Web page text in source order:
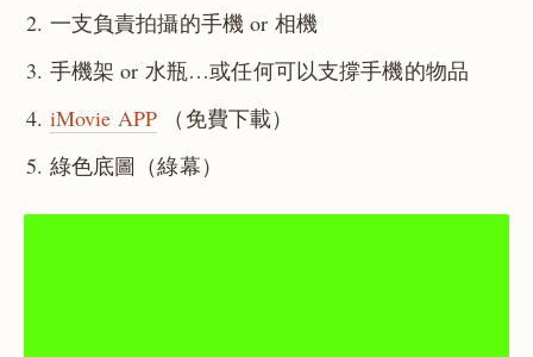
一支負責拍攝的手機 or 相機
手機架 or 水瓶…或任何可以支撐手機的物品
iMovie APP （免費下載）
綠色底圖（綠幕）